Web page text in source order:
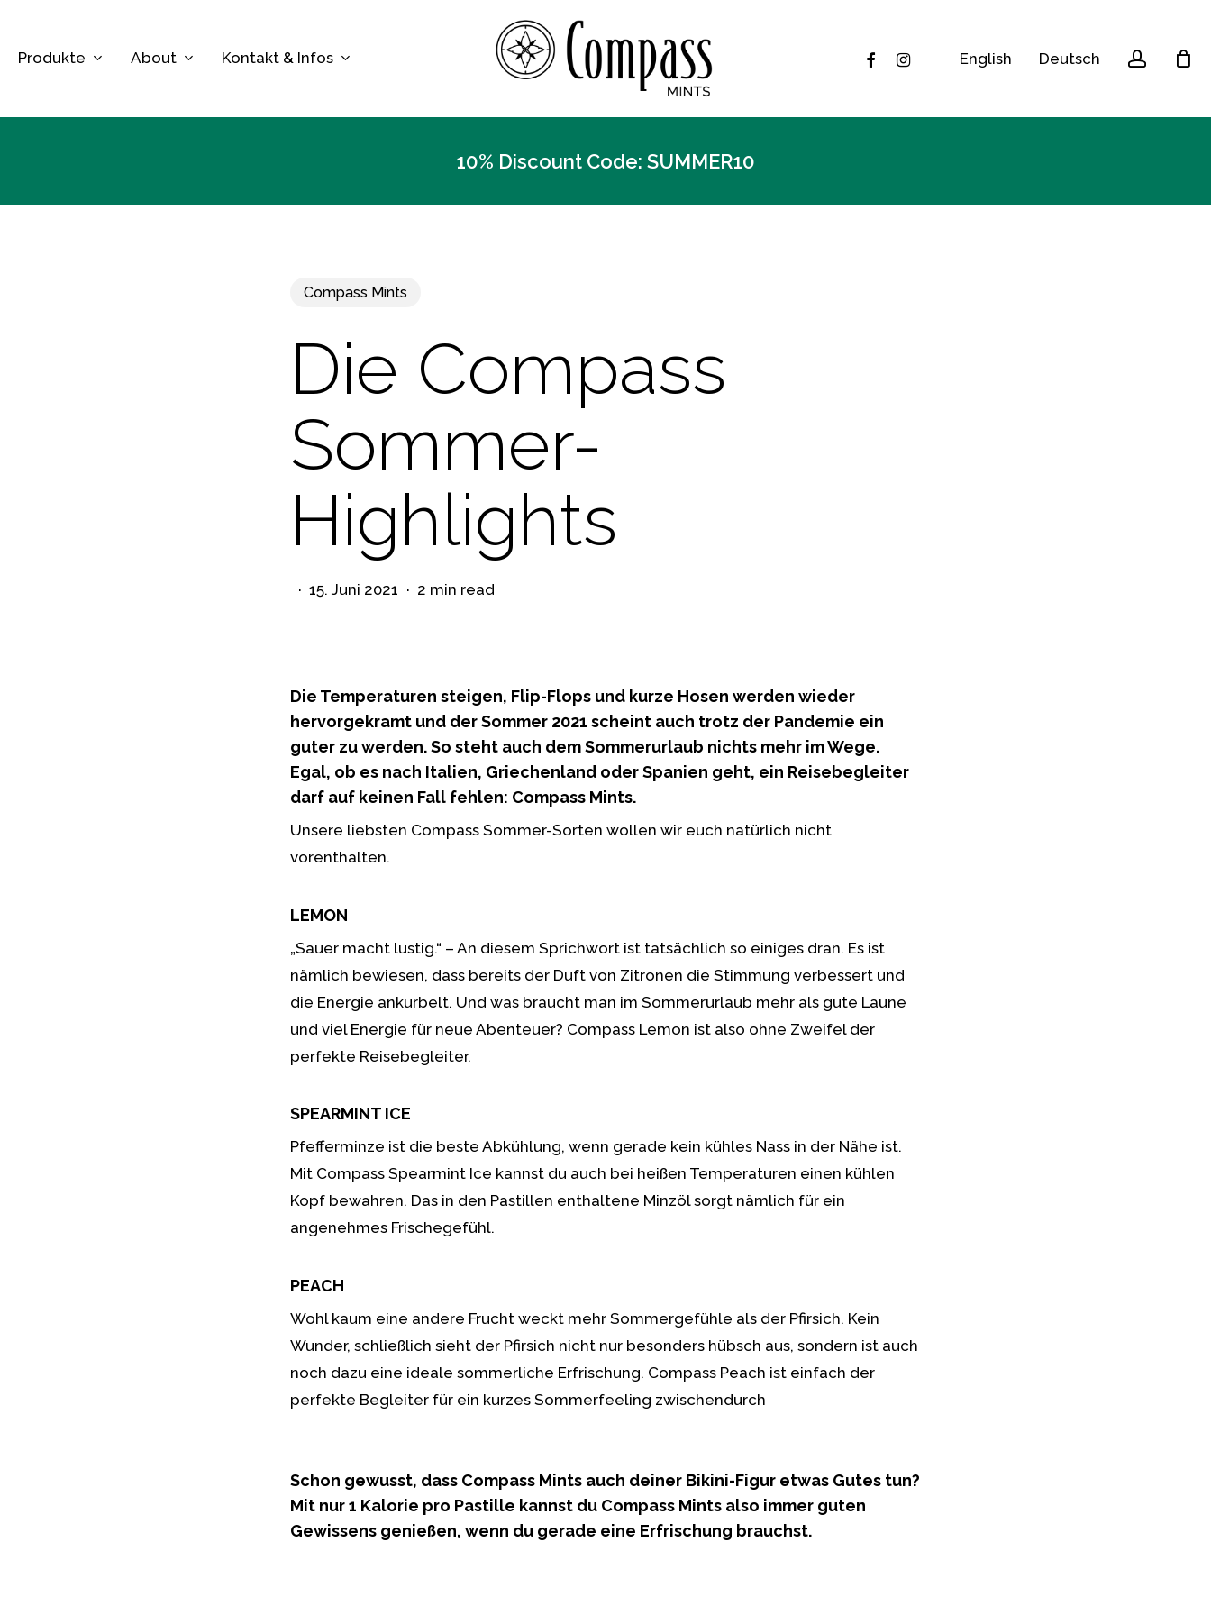
mainProdukte About Kontakt & Infos English Deutsch
facebookinstagram
10% Discount Code: SUMMER10
Compass Mints
Die Compass
Sommer-
Highlights
15. Juni 2021 2 min read
Die Temperaturen steigen, Flip-Flops und kurze Hosen werden wieder
hervorgekramt und der Sommer 2021 scheint auch trotz der Pandemie ein
guter zu werden. So steht auch dem Sommerurlaub nichts mehr im Wege.
Egal, ob es nach Italien, Griechenland oder Spanien geht, ein Reisebegleiter
darf auf keinen Fall fehlen: Compass Mints.
Unsere liebsten Compass Sommer-Sorten wollen wir euch natürlich nicht
vorenthalten.
LEMON
„Sauer macht lustig.“ – An diesem Sprichwort ist tatsächlich so einiges dran. Es ist
nämlich bewiesen, dass bereits der Duft von Zitronen die Stimmung verbessert und
die Energie ankurbelt. Und was braucht man im Sommerurlaub mehr als gute Laune
und viel Energie für neue Abenteuer? Compass Lemon ist also ohne Zweifel der
perfekte Reisebegleiter.
SPEARMINT ICE
Pfefferminze ist die beste Abkühlung, wenn gerade kein kühles Nass in der Nähe ist.
Mit Compass Spearmint Ice kannst du auch bei heißen Temperaturen einen kühlen
Kopf bewahren. Das in den Pastillen enthaltene Minzöl sorgt nämlich für ein
angenehmes Frischegefühl.
PEACH
Wohl kaum eine andere Frucht weckt mehr Sommergefühle als der Pfirsich. Kein
Wunder, schließlich sieht der Pfirsich nicht nur besonders hübsch aus, sondern ist auch
noch dazu eine ideale sommerliche Erfrischung. Compass Peach ist einfach der
perfekte Begleiter für ein kurzes Sommerfeeling zwischendurch
Schon gewusst, dass Compass Mints auch deiner Bikini-Figur etwas Gutes tun?
Mit nur 1 Kalorie pro Pastille kannst du Compass Mints also immer guten
Gewissens genießen, wenn du gerade eine Erfrischung brauchst.